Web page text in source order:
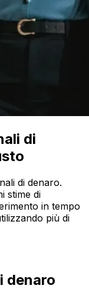
di
di denaro.
stime di
in tempo
più di
denaro